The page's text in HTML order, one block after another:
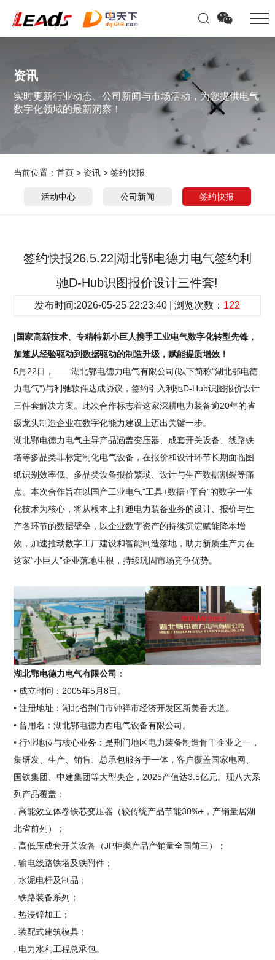
资讯
实时更新行业动态、公司新闻与市场活动，为您提供电气
数字化领域的最新洞察！
当前位置：首页 > 资讯 >签约快报
活动中心 公司新闻 签约快报
签约快报26.5.22|湖北鄂电德力电气签约利
驰D-Hub识图报价设计三件套!
发布时间:2026-05-25 22:23:40 | 浏览次数： 122
|国家高新技术、专精特新小巨人携手工业电气数字化转型先锋，
加速从经验驱动到数据驱动的制造升级，赋能提质增效！
5月22日，——湖北鄂电德力电气有限公司(以下简称"湖北鄂电德
力电气")与利驰软件达成协议，签约引入利驰D-Hub识图报价设计
三件套解决方案。此次合作标志着这家深耕电力装备逾20年的省
级龙头制造企业在数字化能力建设上迈出关键一步。
湖北鄂电德力电气主导产品涵盖变压器、成套开关设备、线路铁
塔等多品类非标定制化电气设备，在报价和设计环节长期面临图
纸识别效率低、多品类设备报价繁琐、设计与生产数据割裂等痛
点。本次合作旨在以国产工业电气"工具+数据+平台"的数字一体
化技术为核心，将从根本上打通电力装备业务的设计、报价与生
产各环节的数据壁垒，以企业数字资产的持续沉淀赋能降本增
效，加速推动数字工厂建设和智能制造落地，助力新质生产力在
这家“小巨人”企业落地生根，持续巩固市场竞争优势。
湖北鄂电德力电气有限公司 ：
• 成立时间：2005年5月8日。
• 注册地址：湖北省荆门市钟祥市经济开发区新美香大道。
• 曾用名：湖北鄂电德力西电气设备有限公司。
• 行业地位与核心业务：是荆门地区电力装备制造骨干企业之一，
集研发、生产、销售、总承包服务于一体，客户覆盖国家电网、
国铁集团、中建集团等大型央企，2025产值达3.5亿元。现八大系
列产品覆盖：
. 高能效立体卷铁芯变压器（较传统产品节能30%+，产销量居湖
北省前列）；
. 高低压成套开关设备（JP柜类产品产销量全国前三）；
. 输电线路铁塔及铁附件；
. 水泥电杆及制品；
. 铁路装备系列；
. 热浸锌加工；
. 装配式建筑模具；
. 电力水利工程总承包。